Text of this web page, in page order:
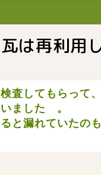
は再利用
査してもらって
ました 。
と漏れていたの